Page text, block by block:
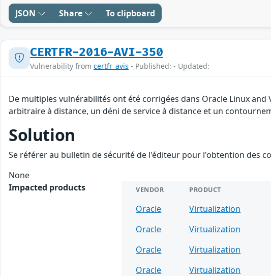
JSON Share To clipboard
CERTFR-2016-AVI-350
Vulnerability from certfr_avis - Published: - Updated:
De multiples vulnérabilités ont été corrigées dans Oracle Linux
arbitraire à distance, un déni de service à distance et un
Solution
Se référer au bulletin de sécurité de l'éditeur pour l'obtention des
None
Impacted products
VENDOR PRODUCT
Oracle Virtualization
Oracle
Virtualization
Oracle
Virtualization
Oracle
Virtualization